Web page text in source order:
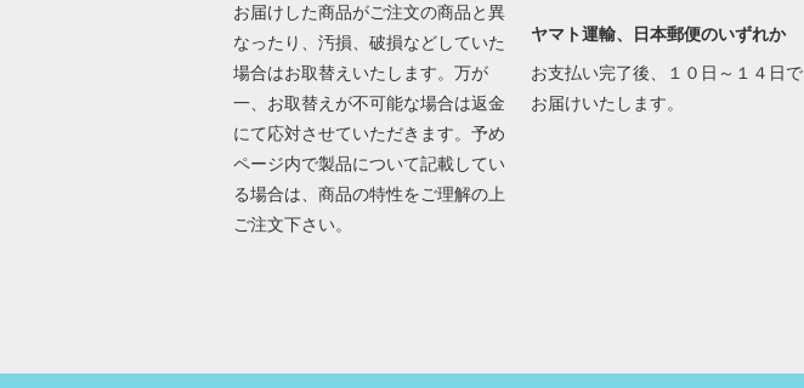
お届けした商品がご注文の商品と異
なったり、汚損、破損などしていた
場合はお取替えいたします。万が
一、お取替えが不可能な場合は返金
にて応対させていただきます。予め
ページ内で製品について記載してい
る場合は、商品の特性をご理解の上
ご注文下さい。
ヤマト運輸、日本郵便のいずれか
お支払い完了後、１０日～１４日で
お届けいたします。